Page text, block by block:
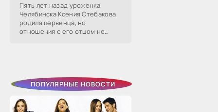
Пять лет назад уроженка
Челябинска Ксения Стебакова
родила первенца, но
отношения с его отцом не
ПОПУЛЯРНЫЕ НОВОСТИ